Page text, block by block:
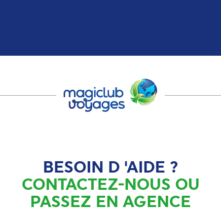
BESOIN D 'AIDE ?
CONTACTEZ-NOUS OU
PASSEZ EN AGENCE